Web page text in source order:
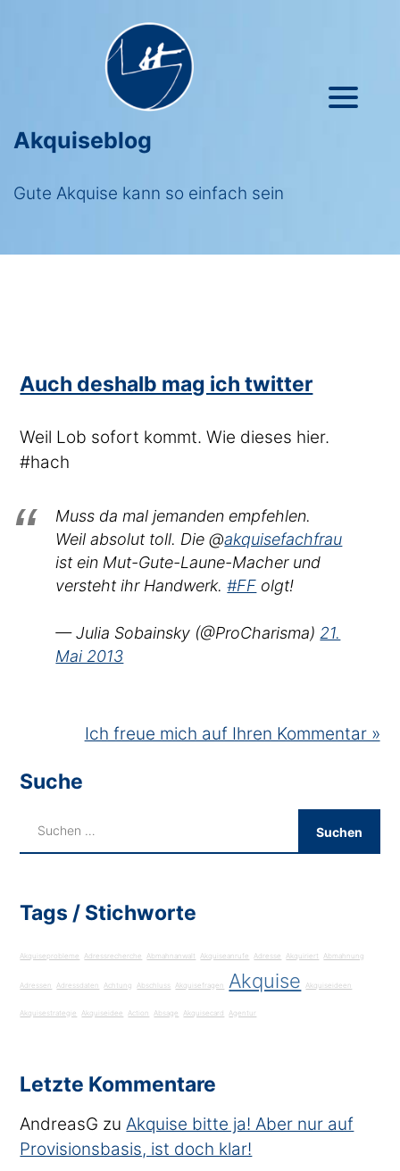
Akquiseblog
Gute Akquise kann so einfach sein
Auch deshalb mag ich twitter
Weil Lob sofort kommt. Wie dieses hier.
#hach
Muss da mal jemanden empfehlen.
Weil absolut toll. Die @akquisefachfrau
ist ein Mut-Gute-Laune-Macher und
versteht ihr Handwerk.#FF olgt!
— Julia Sobainsky (@ProCharisma) 21.
Mai 2013
Ich freue mich auf Ihren Kommentar »
Suche
Tags / Stichworte
Akquiseprobleme Adressrecherche Abmahnanwalt Akquiseanrufe Adresse Akquiriert Abmahnung
Adressen Adressdaten Achtung Abschluss Akquisefragen Akquise Akquiseideen
Akquisestrategie Akquiseidee Action Absage Akquisecard Agentur
Letzte Kommentare
AndreasG zuAkquise bitte ja! Aber nur auf
Provisionsbasis, ist doch klar!